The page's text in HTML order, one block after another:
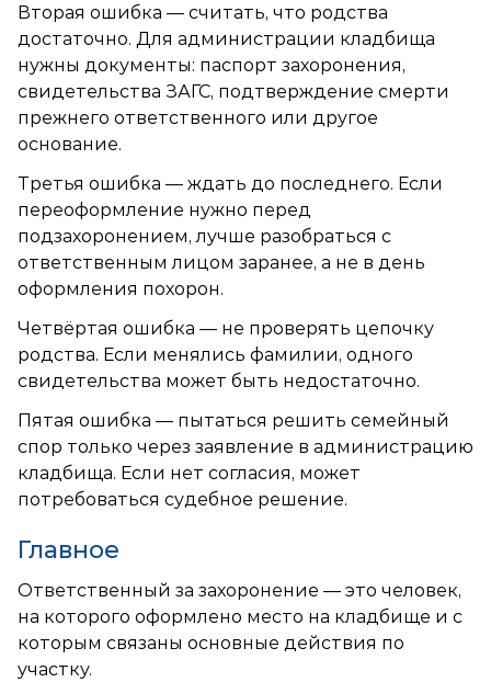
Вторая ошибка — считать, что родства
достаточно. Для администрации кладбища
нужны документы: паспорт захоронения,
свидетельства ЗАГС, подтверждение смерти
прежнего ответственного или другое
основание.
Третья ошибка — ждать до последнего. Если
переоформление нужно перед
подзахоронением, лучше разобраться с
ответственным лицом заранее, а не в день
оформления похорон.
Четвёртая ошибка — не проверять цепочку
родства. Если менялись фамилии, одного
свидетельства может быть недостаточно.
Пятая ошибка — пытаться решить семейный
спор только через заявление в администрацию
кладбища. Если нет согласия, может
потребоваться судебное решение.
Главное
Ответственный за захоронение — это человек,
на которого оформлено место на кладбище и с
которым связаны основные действия по
участку.